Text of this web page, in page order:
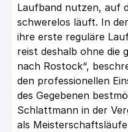
Laufband nutzen, auf
schwerelos läuft. In
ihre erste reguläre
reist deshalb ohne die
nach Rostock“,
den professionellen
des Gegebenen
Schlattmann in der
als